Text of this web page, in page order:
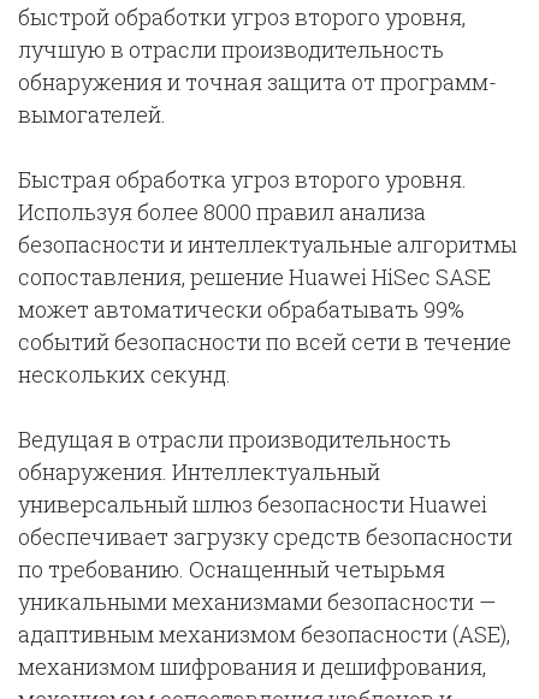
быстрой обработки угроз второго уровня,
лучшую в отрасли производительность
обнаружения и точная защита от программ-
вымогателей.
Быстрая обработка угроз второго уровня.
Используя более 8000 правил анализа
безопасности и интеллектуальные алгоритмы
сопоставления, решение Huawei HiSec SASE
может автоматически обрабатывать 99%
событий безопасности по всей сети в течение
нескольких секунд.
Ведущая в отрасли производительность
обнаружения. Интеллектуальный
универсальный шлюз безопасности Huawei
обеспечивает загрузку средств безопасности
по требованию. Оснащенный четырьмя
уникальными механизмами безопасности —
адаптивным механизмом безопасности (ASE),
механизмом шифрования и дешифрования,